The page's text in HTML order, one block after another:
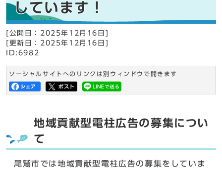
しています！
[公開日： 2025年12月16日
[更新日： 2025年12月16日
ID:6982
ソーシャルサイトへのリンクは別ウィンドウで開きます
地域貢献型電柱広告の募集につい
て
尾鷲市では地域貢献型電柱広告の募集をしていま